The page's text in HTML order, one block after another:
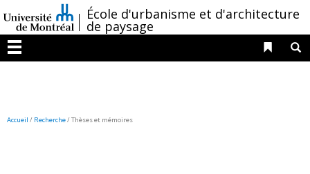
au
contenu
/École d'urbanisme et d'architecture
de paysage
Menu
Liens
Accueil / Recherche/Thèses et mémoires